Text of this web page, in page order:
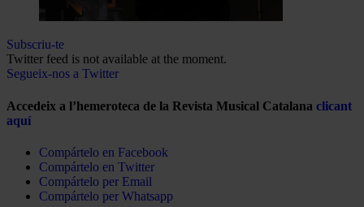
Subscriu-te
Twitter feed is not available at the moment.
Segueix-nos a Twitter
Accedeix a l’hemeroteca de la Revista Musical Catalana clicant
aquí
Compártelo en Facebook
Compártelo en Twitter
Compártelo per Email
Compártelo per Whatsapp